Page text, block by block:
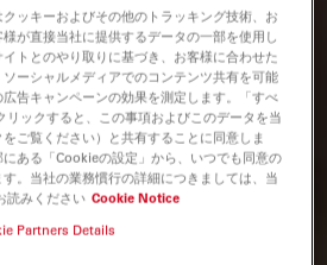
ッキーおよびその他のトラッキング技術、お
が直接当社に提供するデータの一部を使用し
トとのやり取りに基づき、お客様に合わせた
ーシャルメディアでのコンテンツ共有を可能
告キャンペーンの効果を測定します。「すべ
ックすると、この事項およびこのデータを当
ご覧ください）と共有することに同意しま
ある「Cookieの設定」から、いつでも同意の
。当社の業務慣行の詳細につきましては、当
読みください Cookie Notice
Partners Details